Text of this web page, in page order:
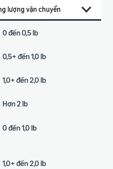
0 đến 0,5 lb
0,5+ đến 1,0 lb
1,0+ đến 2,0 lb
Hơn 2 lb
0 đến 1,0 lb
1,0+ đến 2,0 lb